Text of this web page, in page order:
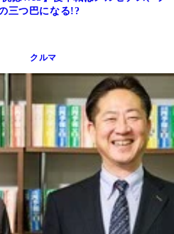
三つ巴になる!?
クルマ